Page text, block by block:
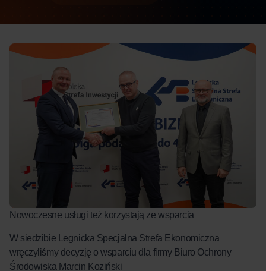
Nowoczesne usługi też korzystają ze wsparcia
W siedzibie Legnicka Specjalna Strefa Ekonomiczna
wręczyliśmy decyzję o wsparciu dla firmy Biuro Ochrony
Środowiska Marcin Koziński